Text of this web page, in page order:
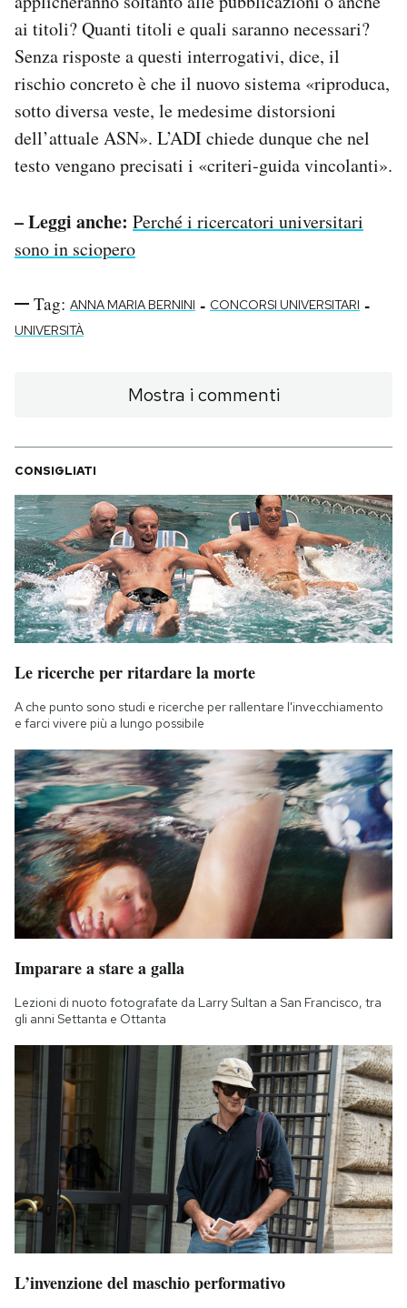
ai titoli? Quanti titoli e quali saranno necessari?
Senza risposte a questi interrogativi, dice, il
rischio concreto è che il nuovo sistema «riproduca,
sotto diversa veste, le medesime distorsioni
dell’attuale ASN». L’ADI chiede dunque che nel
testo vengano precisati i «criteri-guida vincolanti».
– Leggi anche: Perché i ricercatori universitari
sono in sciopero
Tag: ANNA MARIA BERNINI - CONCORSI UNIVERSITARI -
UNIVERSITÀ
Mostra i commenti
CONSIGLIATI
Le ricerche per ritardare la morte
A che punto sono studi e ricerche per rallentare l'invecchiamento
e farci vivere più a lungo possibile
Imparare a stare a galla
Lezioni di nuoto fotografate da Larry Sultan a San Francisco, tra
gli anni Settanta e Ottanta
L’invenzione del maschio performativo